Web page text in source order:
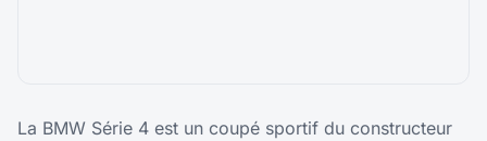
La BMW Série 4 est un coupé sportif du constructeur